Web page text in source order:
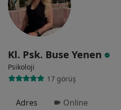
Kl. Psk. Buse Yenen
Psikoloji
17 görüş
Adres Online